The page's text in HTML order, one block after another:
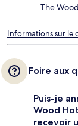
The
Informations sur le
Foire aux
Puis-je
Wood
recevoir